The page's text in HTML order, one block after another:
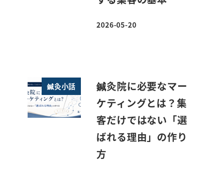
投稿日
2026-05-20
鍼灸小話
鍼灸院に必要なマー
ケティングとは？集
客だけではない「選
ばれる理由」の作り
方